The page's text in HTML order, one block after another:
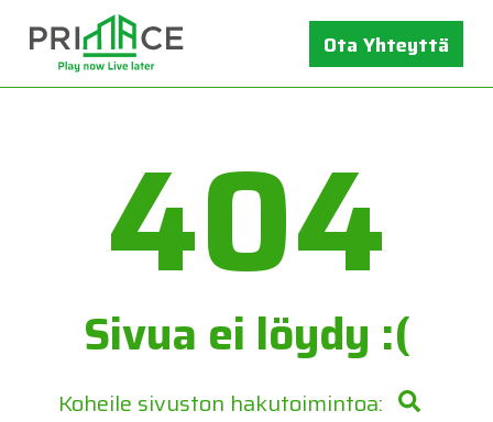
Ota Yhteyttä
404
Sivua ei löydy :(
Koheile sivuston hakutoimintoa: